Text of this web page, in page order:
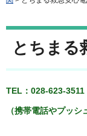
とちまる
TEL：028-623-3511
（携帯電話やプッ